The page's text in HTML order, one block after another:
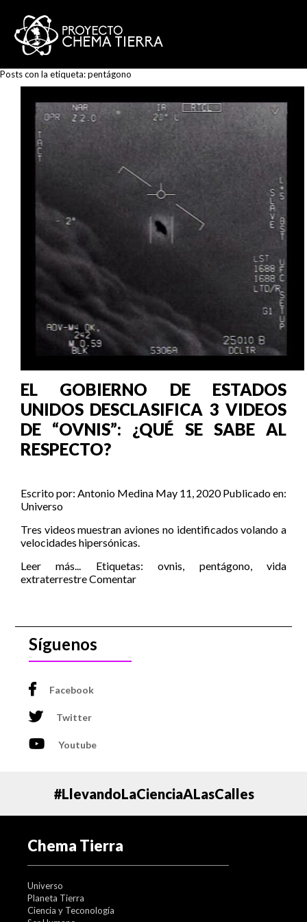
Posts con la etiqueta:pentágono
EL GOBIERNO DE ESTADOS
UNIDOS DESCLASIFICA 3 VIDEOS
DE “OVNIS”: ¿QUÉ SE SABE AL
RESPECTO?
Escrito por: Antonio Medina May 11, 2020 Publicado en:
Universo
Tres videos muestran aviones no identificados volando a
velocidades hipersónicas.
Leer más...
Etiquetas:ovnis, pentágono,vida
extraterrestreComentar
Síguenos
Facebook
Twitter
Youtube
#LlevandoLaCienciaALasCalles
Chema Tierra
Universo
Planeta Tierra
Ciencia y Teconología